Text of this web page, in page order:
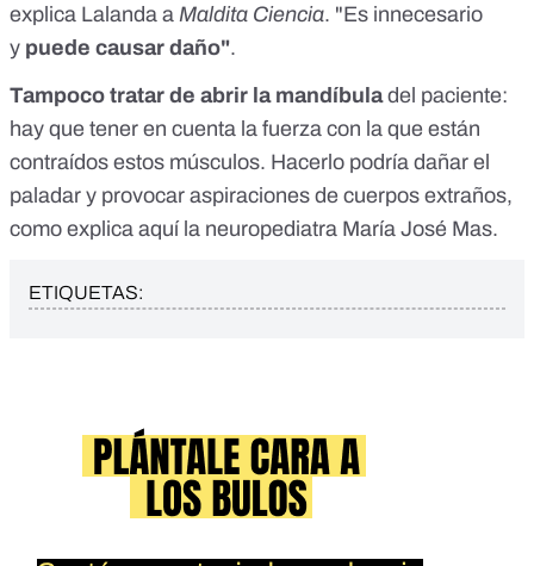
explica Lalanda a Maldita Ciencia. "Es innecesario
y puede causar daño".
Tampoco tratar de abrir la mandíbuladel paciente:
hay que tener en cuenta la fuerza con la que están
contraídos estos músculos. Hacerlo podría dañar el
paladar y provocar aspiraciones de cuerpos extraños,
como explica aquí la neuropediatra María José Mas.
ETIQUETAS: